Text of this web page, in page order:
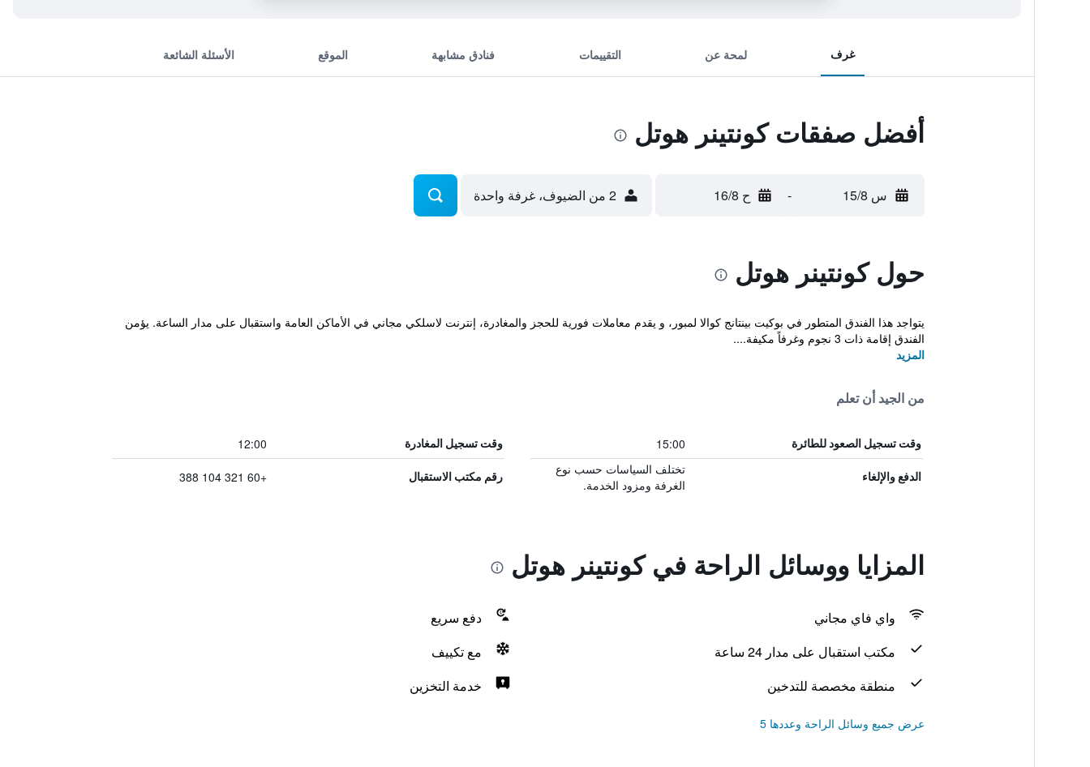
غرف لمحة عن التقييمات فنادق مشابهة الموقع الأسئلة الشائعة
أفضل صفقات كونتينر هوتل
س 15/8 - ح 16/8 2 من الضيوف، غرفة واحدة
حول كونتينر هوتل
يتواجد هذا الفندق المتطور في بوكيت بينتانج كوالا لمبور، و يقدم معاملات فورية للحجز والمغادرة، إنترنت لاسلكي مجاني في الأماكن العامة واستقبال على مدار الساعة. يؤمن
الفندق إقامة ذات 3 نجوم وغرفاً مكيفة....
المزيد
من الجيد أن تعلم
وقت تسجيل الصعود للطائرة 15:00 وقت تسجيل المغادرة 12:00
الدفع والإلغاء
تختلف السياسات حسب نوع
الغرفة ومزود الخدمة.
رقم مكتب الاستقبال +60 321 104 388
المزايا ووسائل الراحة في كونتينر هوتل
واي فاي مجاني
دفع سريع
مكتب استقبال على مدار 24 ساعة
مع تكييف
منطقة مخصصة للتدخين
خدمة التخزين
عرض جميع وسائل الراحة وعددها 5